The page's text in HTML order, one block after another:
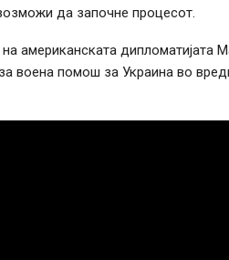
да започне процесот.
американската дипломатијата
воена помош за Украина во